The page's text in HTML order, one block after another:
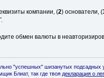
компании, (2) основатели, (
обмен валюты в
"успешных" шизанутых подсадных
Блиат, так где твоя декларация о